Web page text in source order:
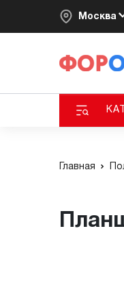
Москва
Главная